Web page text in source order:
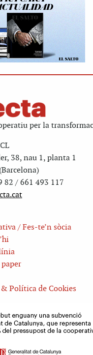
per la
38, nau 1, planta 1
82 / 661 493 117
/ Fes-te’n sòcia
Política de Cookies